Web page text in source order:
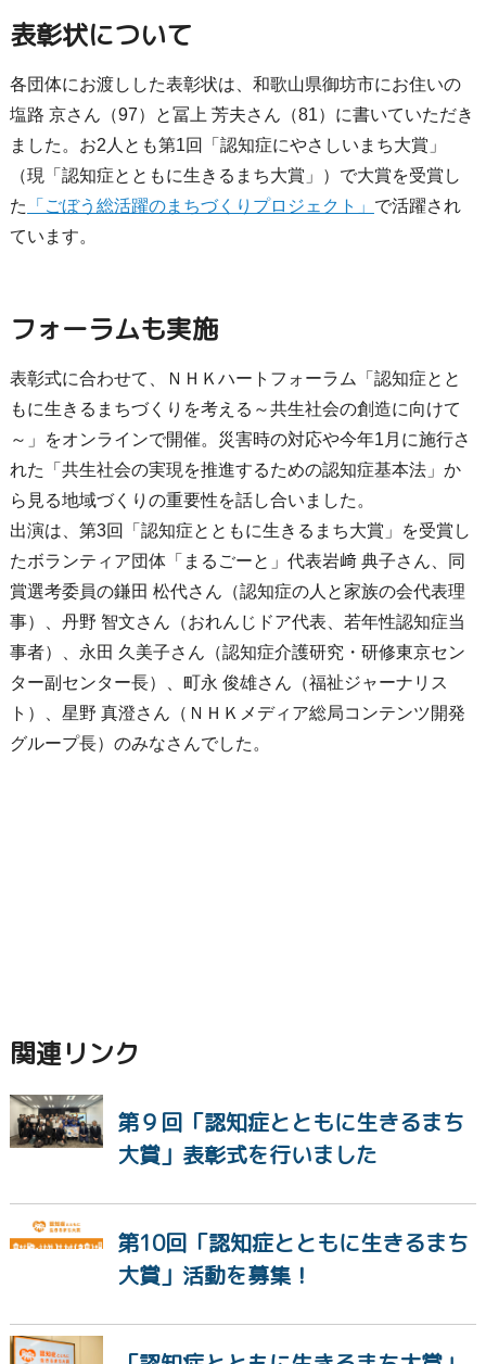
表彰状について
各団体にお渡しした表彰状は、和歌山県御坊市にお住いの
塩路 京さん（97）と冨上 芳夫さん（81）に書いていただき
ました。お2人とも第1回「認知症にやさしいまち大賞」
（現「認知症とともに生きるまち大賞」）で大賞を受賞し
た
「ごぼう総活躍のまちづくりプロジェクト」 で活躍され
ています。
フォーラムも実施
表彰式に合わせて、ＮＨＫハートフォーラム「認知症とと
もに生きるまちづくりを考える～共生社会の創造に向けて
～」をオンラインで開催。災害時の対応や今年1月に施行さ
れた「共生社会の実現を推進するための認知症基本法」か
ら見る地域づくりの重要性を話し合いました。
出演は、第3回「認知症とともに生きるまち大賞」を受賞し
たボランティア団体「まるごーと」代表岩﨑 典子さん、同
賞選考委員の鎌田 松代さん（認知症の人と家族の会代表理
事）、丹野 智文さん（おれんじドア代表、若年性認知症当
事者）、永田 久美子さん（認知症介護研究・研修東京セン
ター副センター長）、町永 俊雄さん（福祉ジャーナリス
ト）、星野 真澄さん（ＮＨＫメディア総局コンテンツ開発
グループ長）のみなさんでした。
関連リンク
第９回「認知症とともに生きるまち
大賞」表彰式を行いました
第10回「認知症とともに生きるまち
大賞」活動を募集！